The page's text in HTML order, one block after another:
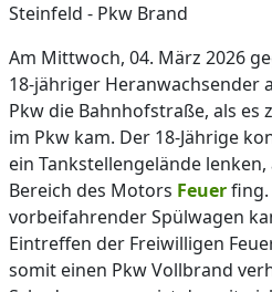
Steinfeld - Pkw Brand
Am Mittwoch, 04. März 2026
18-jähriger Heranwachsender
Pkw die Bahnhofstraße, als es
im Pkw kam. Der 18-Jährige
ein Tankstellengelände
Bereich des Motors Feuerfing.
vorbeifahrender Spülwagen
Eintreffen der Freiwilligen
somit einen Pkw Vollbrand